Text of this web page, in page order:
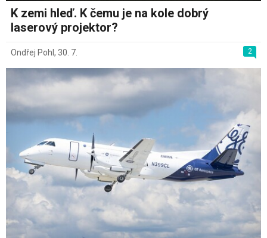
K zemi hleď. K čemu je na kole dobrý
laserový projektor?
2
Ondřej Pohl , 30. 7.